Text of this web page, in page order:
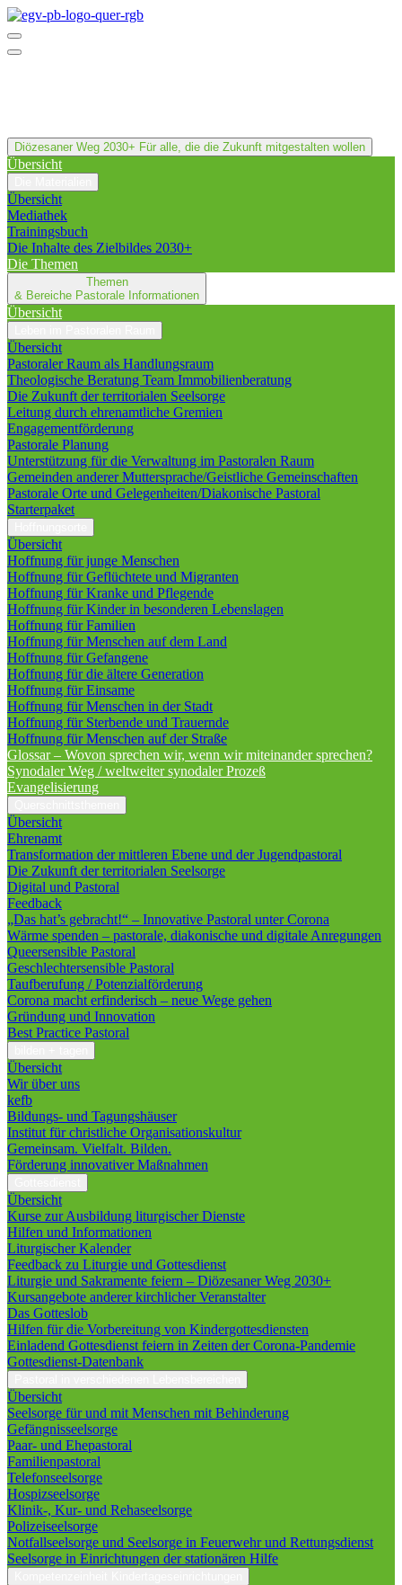
Diözesaner Weg 2030+ Für alle, die die Zukunft mitgestalten wollen
Übersicht
Übersicht
Mediathek
Trainingsbuch
Die Inhalte des Zielbildes 2030+
Die Themen
Themen
& Bereiche Pastorale Informationen
Übersicht
Übersicht
Pastoraler Raum als Handlungsraum
Theologische Beratung Team Immobilienberatung
Die Zukunft der territorialen Seelsorge
Leitung durch ehrenamtliche Gremien
Engagementförderung
Pastorale Planung
Unterstützung für die Verwaltung im Pastoralen Raum
Gemeinden anderer Muttersprache/Geistliche Gemeinschaften
Pastorale Orte und Gelegenheiten/Diakonische Pastoral
Starterpaket
Übersicht
Hoffnung für junge Menschen
Hoffnung für Geflüchtete und Migranten
Hoffnung für Kranke und Pflegende
Hoffnung für Kinder in besonderen Lebenslagen
Hoffnung für Familien
Hoffnung für Menschen auf dem Land
Hoffnung für Gefangene
Hoffnung für die ältere Generation
Hoffnung für Einsame
Hoffnung für Menschen in der Stadt
Hoffnung für Sterbende und Trauernde
Hoffnung für Menschen auf der Straße
Glossar – Wovon sprechen wir, wenn wir miteinander sprechen?
Synodaler Weg / weltweiter synodaler Prozeß
Evangelisierung
Übersicht
Ehrenamt
Transformation der mittleren Ebene und der Jugendpastoral
Die Zukunft der territorialen Seelsorge
Digital und Pastoral
Feedback
„Das hat’s gebracht!“ – Innovative Pastoral unter Corona
Wärme spenden – pastorale, diakonische und digitale Anregungen
Queersensible Pastoral
Geschlechtersensible Pastoral
Taufberufung / Potenzialförderung
Corona macht erfinderisch – neue Wege gehen
Gründung und Innovation
Best Practice Pastoral
Übersicht
Wir über uns
kefb
Bildungs- und Tagungshäuser
Institut für christliche Organisationskultur
Gemeinsam. Vielfalt. Bilden.
Förderung innovativer Maßnahmen
Übersicht
Kurse zur Ausbildung liturgischer Dienste
Hilfen und Informationen
Liturgischer Kalender
Feedback zu Liturgie und Gottesdienst
Liturgie und Sakramente feiern – Diözesaner Weg 2030+
Kursangebote anderer kirchlicher Veranstalter
Das Gotteslob
Hilfen für die Vorbereitung von Kindergottesdiensten
Einladend Gottesdienst feiern in Zeiten der Corona-Pandemie
Gottesdienst-Datenbank
Übersicht
Seelsorge für und mit Menschen mit Behinderung
Gefängnisseelsorge
Paar- und Ehepastoral
Familienpastoral
Telefonseelsorge
Hospizseelsorge
Klinik-, Kur- und Rehaseelsorge
Polizeiseelsorge
Notfallseelsorge und Seelsorge in Feuerwehr und Rettungsdienst
Seelsorge in Einrichtungen der stationären Hilfe